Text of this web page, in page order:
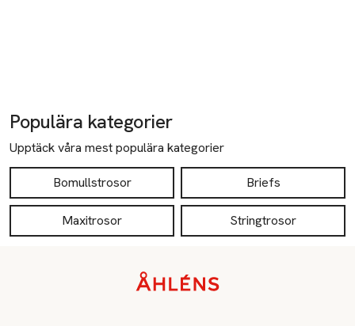
Populära kategorier
Upptäck våra mest populära kategorier
Bomullstrosor Briefs
Maxitrosor Stringtrosor